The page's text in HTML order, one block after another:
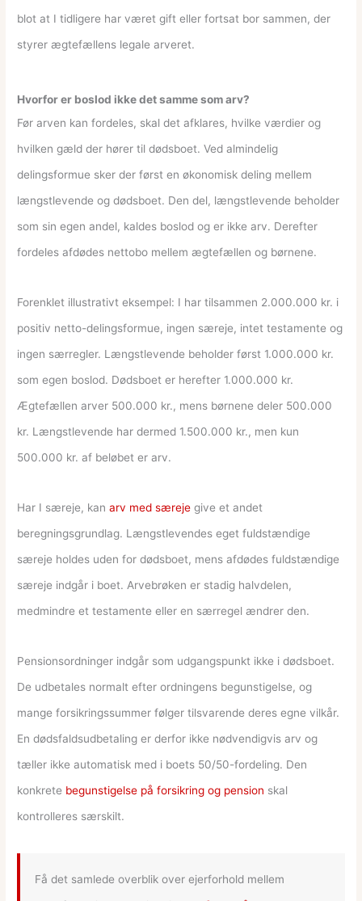
blot at I tidligere har været gift eller fortsat bor sammen, der
styrer ægtefællens legale arveret.
Hvorfor er boslod ikke det samme som arv?
Før arven kan fordeles, skal det afklares, hvilke værdier og
hvilken gæld der hører til dødsboet. Ved almindelig
delingsformue sker der først en økonomisk deling mellem
længstlevende og dødsboet. Den del, længstlevende beholder
som sin egen andel, kaldes boslod og er ikke arv. Derefter
fordeles afdødes nettobo mellem ægtefællen og børnene.
Forenklet illustrativt eksempel: I har tilsammen 2.000.000 kr. i
positiv netto-delingsformue, ingen særeje, intet testamente og
ingen særregler. Længstlevende beholder først 1.000.000 kr.
som egen boslod. Dødsboet er herefter 1.000.000 kr.
Ægtefællen arver 500.000 kr., mens børnene deler 500.000
kr. Længstlevende har dermed 1.500.000 kr., men kun
500.000 kr. af beløbet er arv.
Har I særeje, kanarv med særeje give et andet
beregningsgrundlag. Længstlevendes eget fuldstændige
særeje holdes uden for dødsboet, mens afdødes fuldstændige
særeje indgår i boet. Arvebrøken er stadig halvdelen,
medmindre et testamente eller en særregel ændrer den.
Pensionsordninger indgår som udgangspunkt ikke i dødsboet.
De udbetales normalt efter ordningens begunstigelse, og
mange forsikringssummer følger tilsvarende deres egne vilkår.
En dødsfaldsudbetaling er derfor ikke nødvendigvis arv og
tæller ikke automatisk med i boets 50/50-fordeling. Den
konkrete begunstigelse på forsikring og pension skal
kontrolleres særskilt.
Få det samlede overblik over ejerforhold mellem